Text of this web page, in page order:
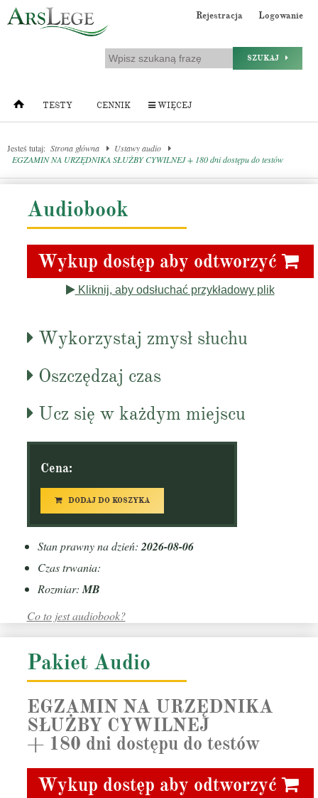
Rejestracja Logowanie
SZUKAJ
TESTY CENNIK WIĘCEJ
Jesteś tutaj: Strona główna
Ustawy audio
EGZAMIN NA URZĘDNIKA SŁUŻBY CYWILNEJ + 180 dni dostępu do testów
Audiobook
Wykup dostęp aby odtworzyć
Kliknij, aby odsłuchać przykładowy plik
Wykorzystaj zmysł słuchu
Oszczędzaj czas
Ucz się w każdym miejscu
Cena:
DODAJ DO KOSZYKA
Stan prawny na dzień: 2026-08-06
Czas trwania:
Rozmiar: MB
Co to jest audiobook?
Pakiet Audio
EGZAMIN NA URZĘDNIKA
SŁUŻBY CYWILNEJ
+ 180 dni dostępu do testów
Wykup dostęp aby odtworzyć